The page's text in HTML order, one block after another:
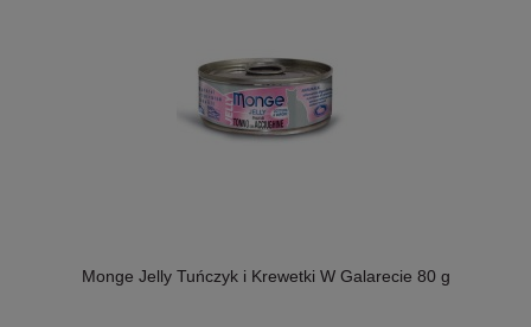
Monge Jelly Tuńczyk i Krewetki W Galarecie 80 g